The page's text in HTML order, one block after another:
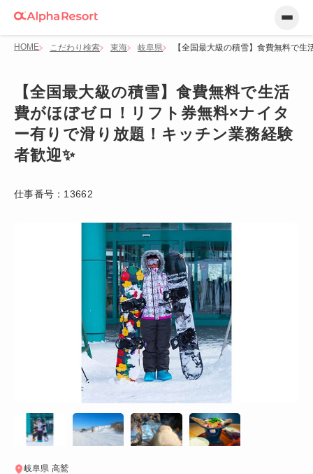
HOME こだわり検索 東海 岐阜県 【全国最大級の積雪】食費無料で
【全国最大級の積雪】食費無料で生活
費がほぼゼロ！リフト券無料×ナイタ
ー有りで滑り放題！キッチン業務経験
者歓迎✨
仕事番号： 13662
岐阜県 高鷲